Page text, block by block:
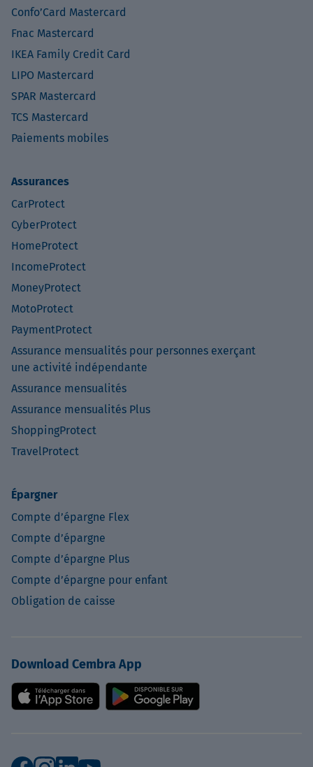
Confo’Card Mastercard
Fnac Mastercard
IKEA Family Credit Card
LIPO Mastercard
SPAR Mastercard
TCS Mastercard
Paiements mobiles
Assurances
CarProtect
CyberProtect
HomeProtect
IncomeProtect
MoneyProtect
MotoProtect
PaymentProtect
Assurance mensualités pour personnes exerçant
une activité indépendante
Assurance mensualités
Assurance mensualités Plus
ShoppingProtect
TravelProtect
Épargner
Compte d’épargne Flex
Compte d’épargne
Compte d’épargne Plus
Compte d’épargne pour enfant
Obligation de caisse
Download Cembra App